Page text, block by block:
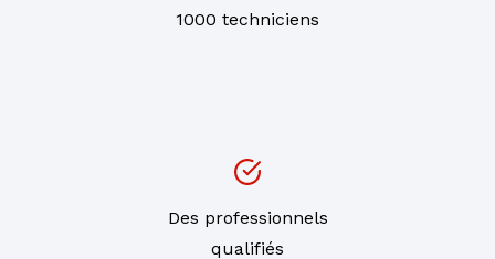
1000 techniciens
Des professionnels
qualifiés